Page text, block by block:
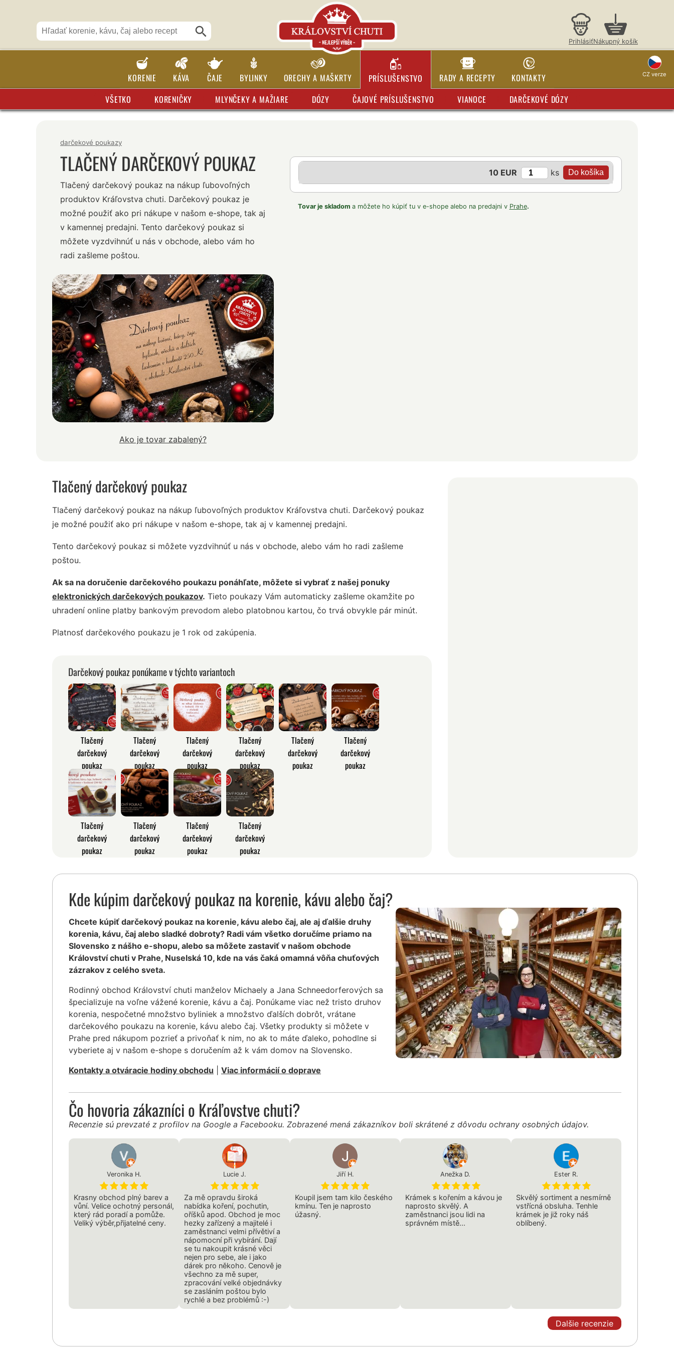
PrihlásiťNákupný košík
KORENIE KÁVA ČAJE BYLINKY ORECHY A MAŠKRTY PRÍSLUŠENSTVO RADY A RECEPTY KONTAKTY CZ verze
VŠETKO KORENIČKY MLYNČEKY A MAŽIARE DÓZY ČAJOVÉ PRÍSLUŠENSTVO VIANOCE DARČEKOVÉ DÓZY
darčekové poukazy
TLAČENÝ DARČEKOVÝ POUKAZ
Tlačený darčekový poukaz na nákup ľubovoľných
produktov Kráľovstva chuti. Darčekový poukaz je
možné použiť ako pri nákupe v našom e-shope, tak aj
v kamennej predajni. Tento darčekový poukaz si
môžete vyzdvihnúť u nás v obchode, alebo vám ho
radi zašleme poštou.
Ako je tovar zabalený?
10 EUR ks
Tovar je skladom a môžete ho kúpiť tu v e-shope alebo na predajni v Prahe.
Tlačený darčekový poukaz
Tlačený darčekový poukaz na nákup ľubovoľných produktov Kráľovstva chuti. Darčekový poukaz
je možné použiť ako pri nákupe v našom e-shope, tak aj v kamennej predajni.
Tento darčekový poukaz si môžete vyzdvihnúť u nás v obchode, alebo vám ho radi zašleme
poštou.
Ak sa na doručenie darčekového poukazu ponáhľate, môžete si vybrať z našej ponuky
elektronických darčekových poukazov. Tieto poukazy Vám automaticky zašleme okamžite po
uhradení online platby bankovým prevodom alebo platobnou kartou, čo trvá obvykle pár minút.
Platnosť darčekového poukazu je 1 rok od zakúpenia.
Darčekový poukaz ponúkame v týchto variantoch
Tlačený
darčekový
poukaz
Tlačený
darčekový
poukaz
Tlačený
darčekový
poukaz
Tlačený
darčekový
poukaz
Tlačený
darčekový
poukaz
Tlačený
darčekový
poukaz
Tlačený
darčekový
poukaz
Tlačený
darčekový
poukaz
Tlačený
darčekový
poukaz
Tlačený
darčekový
poukaz
Kde kúpim darčekový poukaz na korenie, kávu alebo čaj?
Chcete kúpiť darčekový poukaz na korenie, kávu alebo čaj, ale aj ďalšie druhy
korenia, kávu, čaj alebo sladké dobroty? Radi vám všetko doručíme priamo na
Slovensko z nášho e-shopu, alebo sa môžete zastaviť v našom obchode
Království chuti v Prahe, Nuselská 10, kde na vás čaká omamná vôňa chuťových
zázrakov z celého sveta.
Rodinný obchod Království chuti manželov Michaely a Jana Schneedorferových sa
špecializuje na voľne vážené korenie, kávu a čaj. Ponúkame viac než tristo druhov
korenia, nespočetné množstvo byliniek a množstvo ďalších dobrôt, vrátane
darčekového poukazu na korenie, kávu alebo čaj. Všetky produkty si môžete v
Prahe pred nákupom pozrieť a privoňať k nim, no ak to máte ďaleko, pohodlne si
vyberiete aj v našom e-shope s doručením až k vám domov na Slovensko.
Kontakty a otváracie hodiny obchodu
Viac informácií o doprave
Čo hovoria zákazníci o Kráľovstve chuti?
Recenzie sú prevzaté z profilov na Google a Facebooku. Zobrazené mená zákazníkov boli skrátené z dôvodu ochrany osobných údajov.
Veronika H.
Krasny obchod plný barev a
vůní. Velice ochotný personál,
který rád poradí a pomůže.
Veliký výběr,přijatelné ceny.
Lucie J.
Za mě opravdu široká
nabídka koření, pochutin,
oříšků apod. Obchod je moc
hezky zařízený a majitelé i
zaměstnanci velmi přívětiví a
nápomocní při vybírání. Dají
se tu nakoupit krásné věci
nejen pro sebe, ale i jako
dárek pro někoho. Cenově je
všechno za mě super,
zpracování velké objednávky
se zasláním poštou bylo
rychlé a bez problémů :-)
Jiří H.
Koupil jsem tam kilo českého
kmínu. Ten je naprosto
úžasný.
Anežka D.
Krámek s kořením a kávou je
naprosto skvělý. A
zaměstnanci jsou lidi na
správném místě...
Ester R.
Skvělý sortiment a nesmírně
vstřícná obsluha. Tenhle
krámek je již roky náš
oblíbený.
Dalšie recenzie